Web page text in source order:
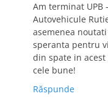
Am terminat UPB
Autovehicule
asemenea
speranta pentru
din spate in
cele bune!
Răspunde